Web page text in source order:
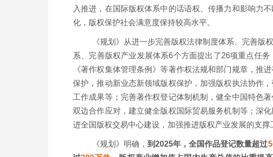
入推进，在国际版权体系中的话语权、传播力和影响力
化，版权保护社会满意度保持较高水平。
《规划》从进一步完善版权法律制度体系、完善
系、完善版权产业发展体系6个方面提出了26项重点任务
《著作权集体管理条例》等著作权法规和部门规章，推
保护，推动新业态新领域版权保护，加强版权执法协作
工作成果等；完善著作权登记体制机制，健全中国特色
双边合作应对，建立健全版权国际贸易服务机制等；深
进全国版权交易中心建设，加强推进版权产业发展的支撑
《规划》明确， 到2025年，全国作品登记数量超过